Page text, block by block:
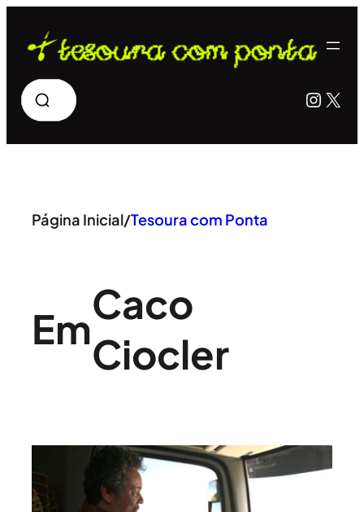
para
conteúdo
Pesquisar X
Página Inicial/Tesoura com Ponta
Em
Caco
Ciocler